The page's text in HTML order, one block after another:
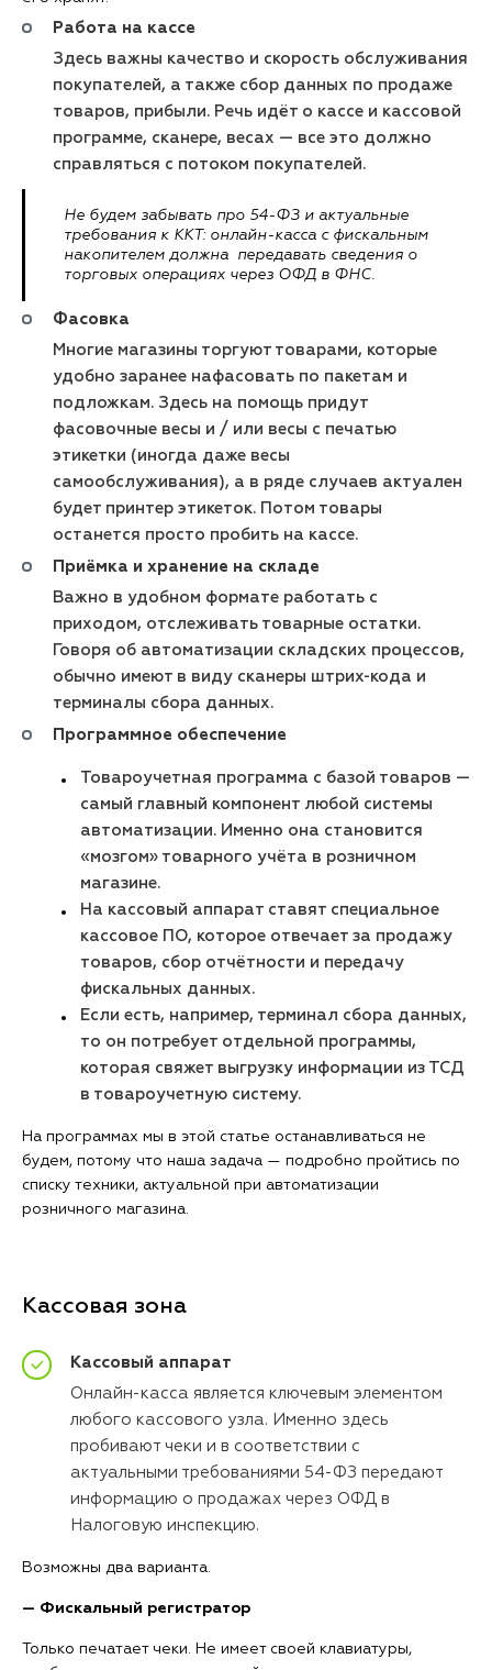
Работа на кассе
Здесь важны качество и скорость обслуживания
покупателей, а также сбор данных по продаже
товаров, прибыли. Речь идёт о кассе и кассовой
программе, сканере, весах — все это должно
справляться с потоком покупателей.
Не будем забывать про 54-ФЗ и актуальные
требования к ККТ: онлайн-касса с фискальным
накопителем должна передавать сведения о
торговых операциях через ОФД в ФНС.
Фасовка
Многие магазины торгуют товарами, которые
удобно заранее нафасовать по пакетам и
подложкам. Здесь на помощь придут
фасовочные весы и / или весы с печатью
этикетки (иногда даже весы
самообслуживания), а в ряде случаев актуален
будет принтер этикеток. Потом товары
останется просто пробить на кассе.
Приёмка и хранение на складе
Важно в удобном формате работать с
приходом, отслеживать товарные остатки.
Говоря об автоматизации складских процессов,
обычно имеют в виду сканеры штрих-кода и
терминалы сбора данных.
Программное обеспечение
Товароучетная программа с базой товаров —
самый главный компонент любой системы
автоматизации. Именно она становится
«мозгом» товарного учёта в розничном
магазине.
На кассовый аппарат ставят специальное
кассовое ПО, которое отвечает за продажу
товаров, сбор отчётности и передачу
фискальных данных.
Если есть, например, терминал сбора данных,
то он потребует отдельной программы,
которая свяжет выгрузку информации из ТСД
в товароучетную систему.
На программах мы в этой статье останавливаться не
будем, потому что наша задача — подробно пройтись по
списку техники, актуальной при автоматизации
розничного магазина.
Кассовая зона
Кассовый аппарат
Онлайн-касса является ключевым элементом
любого кассового узла. Именно здесь
пробивают чеки и в соответствии с
актуальными требованиями 54-ФЗ передают
информацию о продажах через ОФД в
Налоговую инспекцию.
Возможны два варианта.
— Фискальный регистратор
Только печатает чеки. Не имеет своей клавиатуры,